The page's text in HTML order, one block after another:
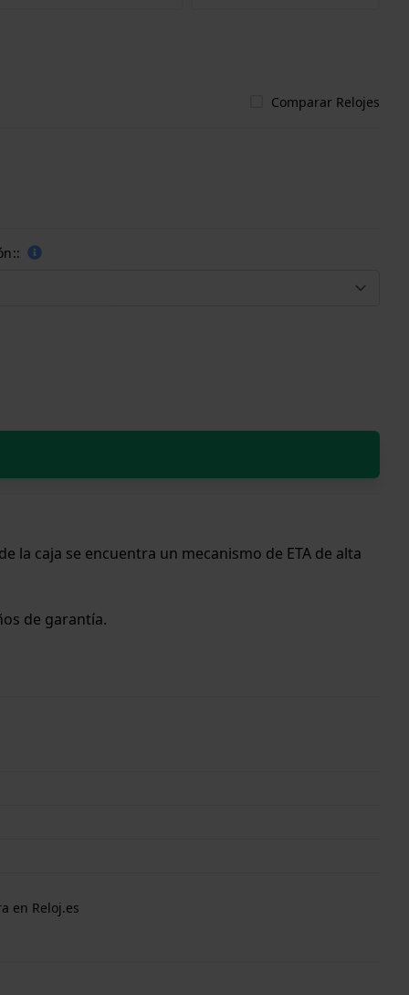
Comparar Relojes
la caja se encuentra un mecanismo de ETA de alta
de garantía.
en Reloj.es